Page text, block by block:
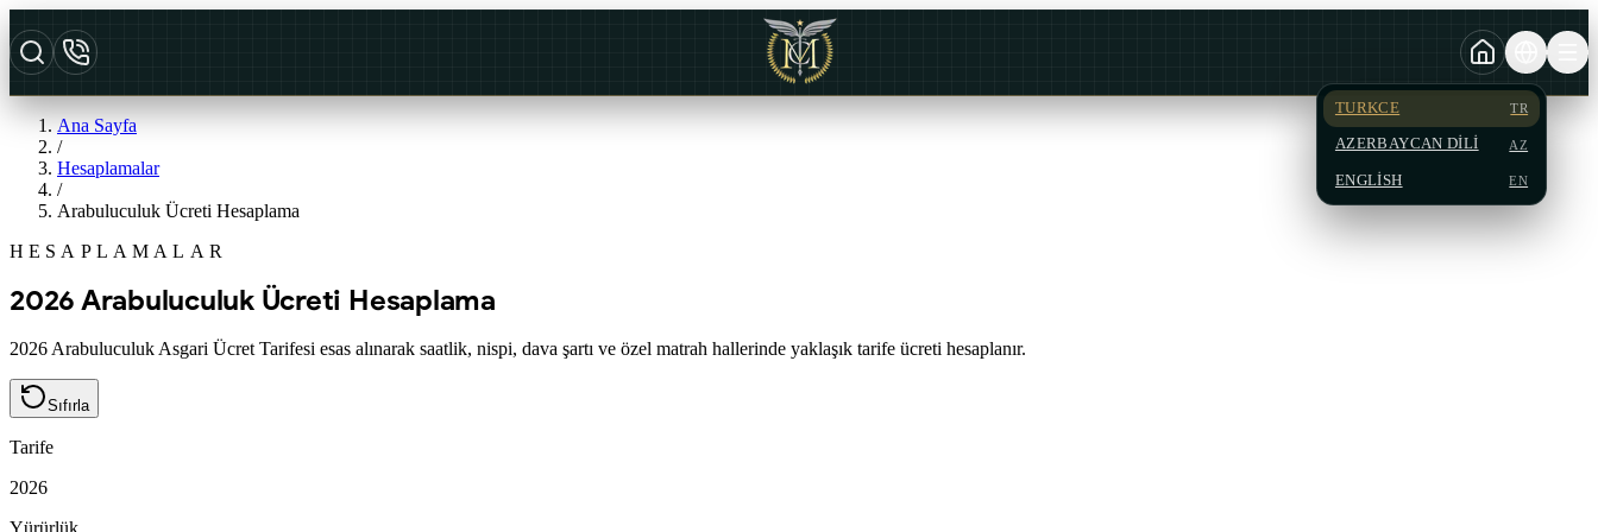
TURKCE TR
AZERBAYCAN DILI AZ
ENGLISH EN
Ana Sayfa
/
Hesaplamalar
/
Arabuluculuk Ücreti Hesaplama
HESAPLAMALAR
2026 Arabuluculuk Ücreti Hesaplama
2026 Arabuluculuk Asgari Ücret Tarifesi esas alınarak saatlik, nispi, dava şartı ve özel matrah hallerinde yaklaşık tarife ücreti hesaplanır.
Sıfırla
Tarife
2026
Yürürlük